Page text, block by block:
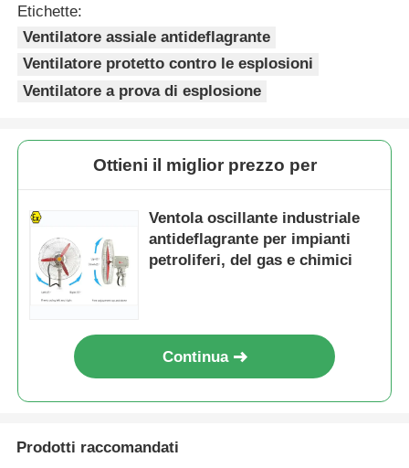
Etichette:
Ventilatore assiale antideflagrante
Ventilatore protetto contro le esplosioni
Ventilatore a prova di esplosione
Ottieni il miglior prezzo per
Ventola oscillante industriale
antideflagrante per impianti
petroliferi, del gas e chimici
Continua
Prodotti raccomandati